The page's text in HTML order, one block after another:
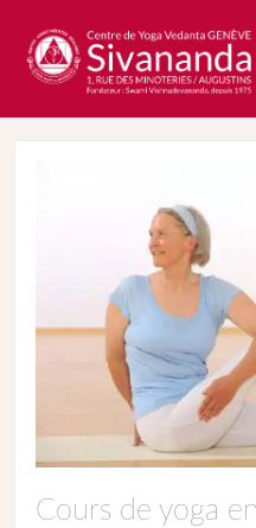
Cours de yoga